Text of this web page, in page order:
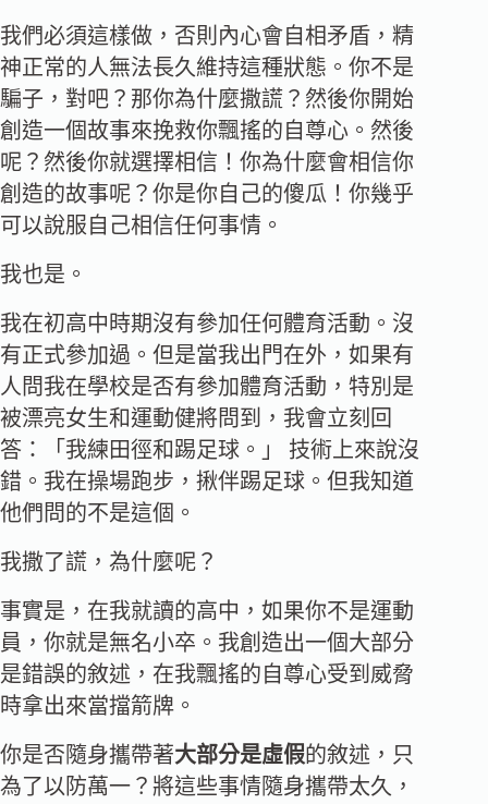
我們必須這樣做，否則內心會自相矛盾，精
神正常的人無法長久維持這種狀態。你不是
騙子，對吧？那你為什麼撒謊？然後你開始
創造一個故事來挽救你飄搖的自尊心。然後
呢？然後你就選擇相信！你為什麼會相信你
創造的故事呢？你是你自己的傻瓜！你幾乎
可以說服自己相信任何事情。
我也是。
我在初高中時期沒有參加任何體育活動。沒
有正式參加過。但是當我出門在外，如果有
人問我在學校是否有參加體育活動，特別是
被漂亮女生和運動健將問到，我會立刻回
答：「我練田徑和踢足球。」 技術上來說沒
錯。我在操場跑步，揪伴踢足球。但我知道
他們問的不是這個。
我撒了謊，為什麼呢？
事實是，在我就讀的高中，如果你不是運動
員，你就是無名小卒。我創造出一個大部分
是錯誤的敘述，在我飄搖的自尊心受到威脅
時拿出來當擋箭牌。
你是否隨身攜帶著大部分是虛假的敘述，只
為了以防萬一？將這些事情隨身攜帶太久，